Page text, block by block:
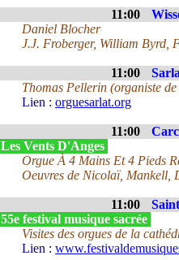
11:00
Daniel Blocher
J.J. Froberger, William Byrd,
11:00
Thomas Pellerin (organiste
Lien : orguesarlat.org
11:00
Les Vents D'Anges
Orgue À 4 Mains Et 4 Pieds
Oeuvres de Nicolaï, Mankell,
11:00
55e festival musique sacrée
Visites des orgues de la
Lien :